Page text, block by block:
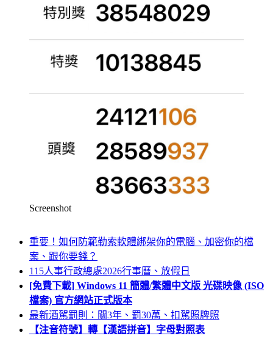
Screenshot
重要！如何防範勒索軟體綁架你的電腦、加密你的檔
案、跟你要錢？
115人事行政總處2026行事曆、放假日
[免費下載] Windows 11 簡體/繁體中文版 光碟映像 (ISO
檔案) 官方網站正式版本
最新酒駕罰則：關3年、罰30萬、扣駕照牌照
【注音符號】轉【漢語拼音】字母對照表